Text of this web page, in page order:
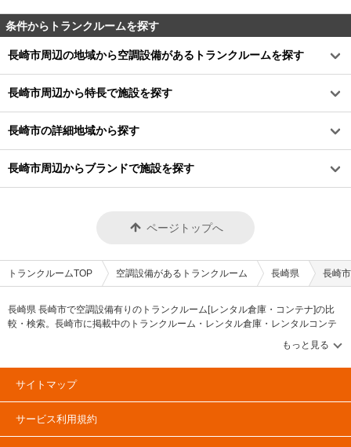
条件からトランクルームを探す
長崎市周辺の地域から空調設備があるトランクルームを探す
長崎市周辺から特長で施設を探す
長崎市の詳細地域から探す
長崎市周辺からブランドで施設を探す
ページトップへ
トランクルームTOP 空調設備があるトランクルーム 長崎県 長崎
長崎県 長崎市で空調設備有りのトランクルーム[レンタル倉庫・コンテナ]の比
較・検索。長崎市に掲載中のトランクルーム・レンタル倉庫・レンタルコンテ
ナなどの収納スペースを、借りたい地域から探して、広さ・料金[賃料]・セキュ
リティ・空調完備・24時間出し入れ可能などの希望条件で絞込み！豊富な物件
数から様々な方法でご希望の収納スペースを簡単に探せるトランクルーム情報
サイトです。気になるトランクルームを見つけたら、メールか電話でお問合せ
サイトマップ
サービス利用規約